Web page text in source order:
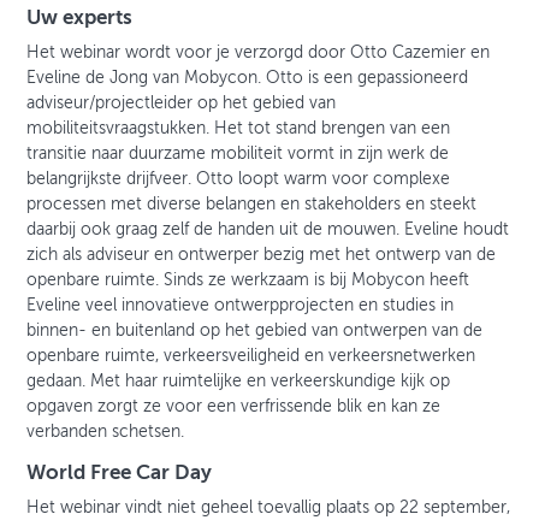
Uw experts
Het webinar wordt voor je verzorgd door Otto Cazemier en
Eveline de Jong van Mobycon. Otto is een gepassioneerd
adviseur/projectleider op het gebied van
mobiliteitsvraagstukken. Het tot stand brengen van een
transitie naar duurzame mobiliteit vormt in zijn werk de
belangrijkste drijfveer. Otto loopt warm voor complexe
processen met diverse belangen en stakeholders en steekt
daarbij ook graag zelf de handen uit de mouwen. Eveline houdt
zich als adviseur en ontwerper bezig met het ontwerp van de
openbare ruimte. Sinds ze werkzaam is bij Mobycon heeft
Eveline veel innovatieve ontwerpprojecten en studies in
binnen- en buitenland op het gebied van ontwerpen van de
openbare ruimte, verkeersveiligheid en verkeersnetwerken
gedaan. Met haar ruimtelijke en verkeerskundige kijk op
opgaven zorgt ze voor een verfrissende blik en kan ze
verbanden schetsen.
World Free Car Day
Het webinar vindt niet geheel toevallig plaats op 22 september,